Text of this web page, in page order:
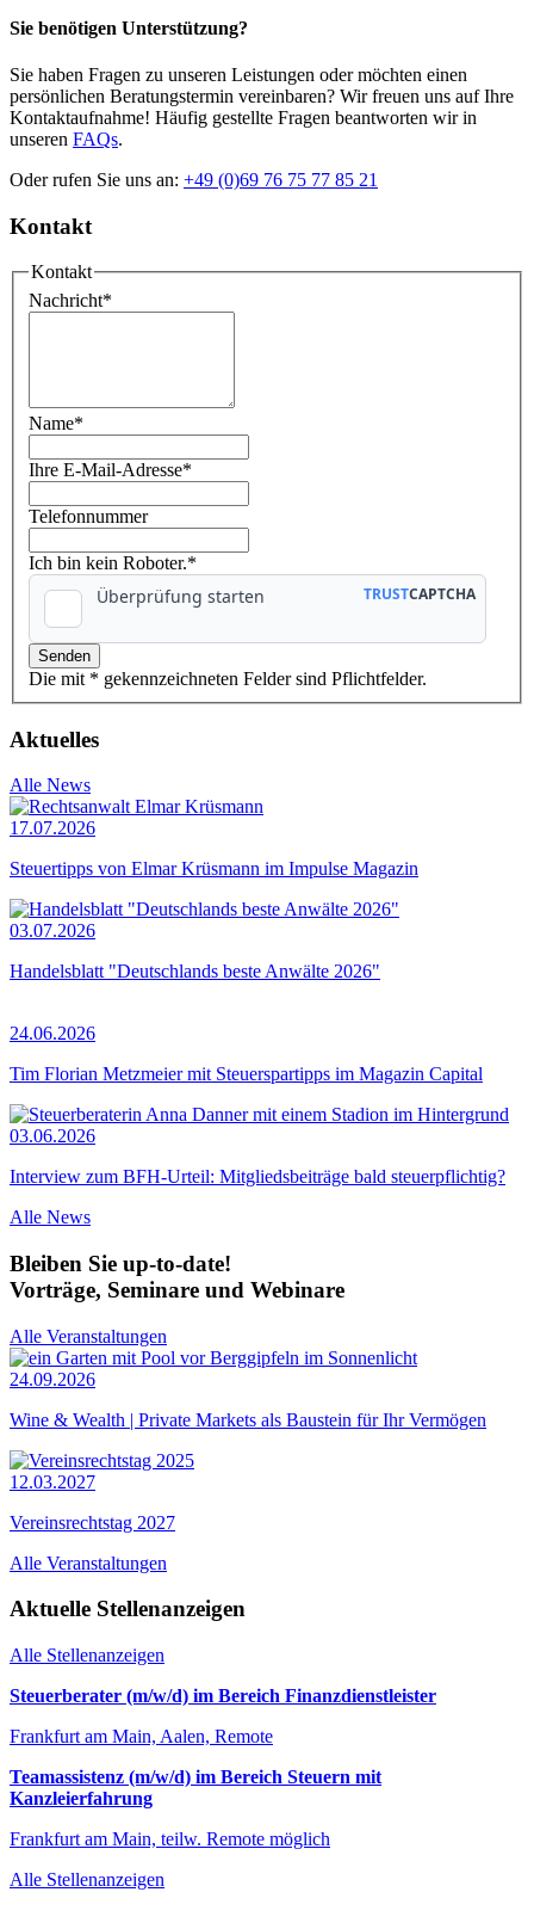
Sie benötigen Unterstützung?
Sie haben Fragen zu unseren Leistungen oder möchten einen
persönlichen Beratungstermin vereinbaren? Wir freuen uns auf Ihre
Kontaktaufnahme! Häufig gestellte Fragen beantworten wir in
unseren FAQs.
Oder rufen Sie uns an: +49 (0)69 76 75 77 85 21
Kontakt
Kontakt
Nachricht*
Name*
Ihre E-Mail-Adresse*
Telefonnummer
Ich bin kein Roboter.*
Die mit * gekennzeichneten Felder sind Pflichtfelder.
Aktuelles
Alle News
17.07.2026
Steuertipps von Elmar Krüsmann im Impulse Magazin
03.07.2026
Handelsblatt "Deutschlands beste Anwälte 2026"
24.06.2026
Tim Florian Metzmeier mit Steuerspartipps im Magazin Capital
03.06.2026
Interview zum BFH-Urteil: Mitgliedsbeiträge bald steuerpflichtig?
Alle News
Bleiben Sie up-to-date!
Vorträge, Seminare und Webinare
Alle Veranstaltungen
24.09.2026
Wine & Wealth | Private Markets als Baustein für Ihr Vermögen
12.03.2027
Vereinsrechtstag 2027
Alle Veranstaltungen
Aktuelle Stellenanzeigen
Alle Stellenanzeigen
Steuerberater (m/w/d) im Bereich Finanzdienstleister
Frankfurt am Main, Aalen, Remote
Teamassistenz (m/w/d) im Bereich Steuern mit
Kanzleierfahrung
Frankfurt am Main, teilw. Remote möglich
Alle Stellenanzeigen